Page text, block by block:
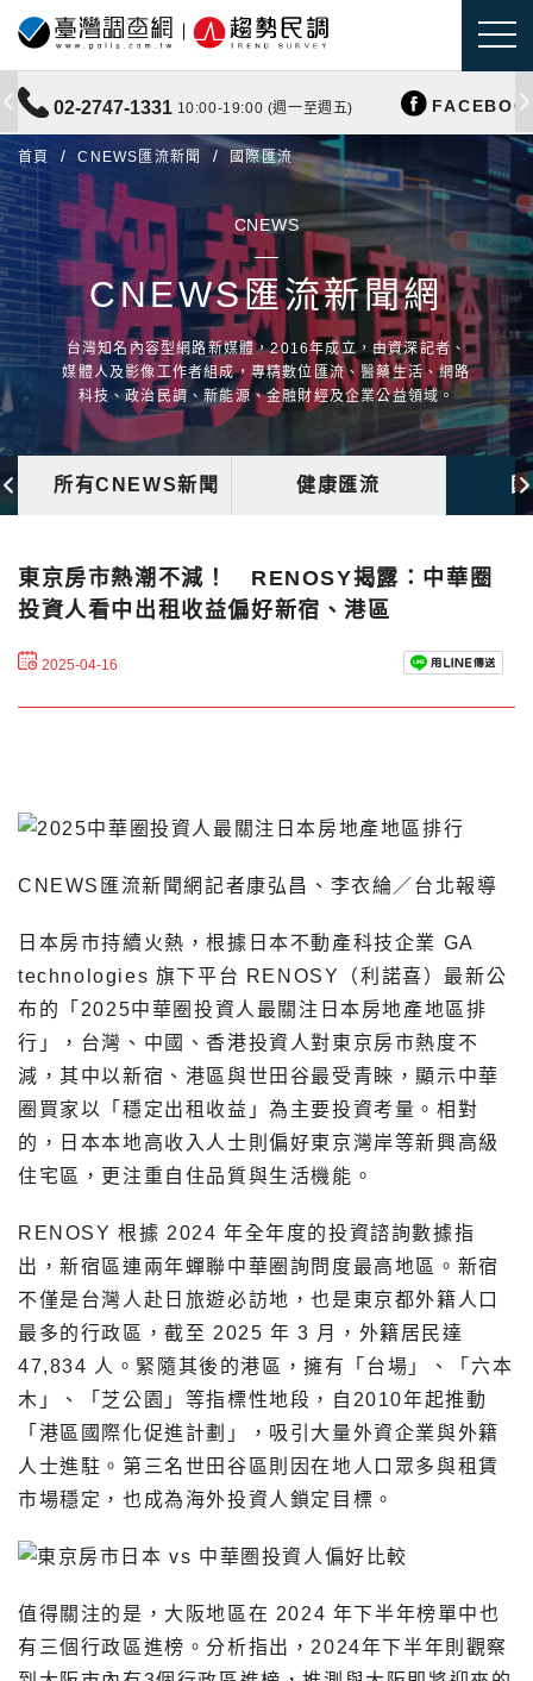
02-2747-1331 10:00-19:00 (週一至週五)
首頁 CNEWS匯流新聞 國際匯流
CNEWS
CNEWS匯流新聞網
台灣知名內容型網路新媒體，2016年成立，由資深記者、
媒體人及影像工作者組成，專精數位匯流、醫藥生活、網路
科技、政治民調、新能源、金融財經及企業公益領域。
所有CNEWS新聞 健康匯流
東京房市熱潮不減！ RENOSY揭露：中華圈
投資人看中出租收益偏好新宿、港區
2025-04-16
CNEWS匯流新聞網記者康弘昌、李衣綸／台北報導
日本房市持續火熱，根據日本不動產科技企業 GA
technologies 旗下平台 RENOSY（利諾喜）最新公
布的「2025中華圈投資人最關注日本房地產地區排
行」，台灣、中國、香港投資人對東京房市熱度不
減，其中以新宿、港區與世田谷最受青睞，顯示中華
圈買家以「穩定出租收益」為主要投資考量。相對
的，日本本地高收入人士則偏好東京灣岸等新興高級
住宅區，更注重自住品質與生活機能。
RENOSY 根據 2024 年全年度的投資諮詢數據指
出，新宿區連兩年蟬聯中華圈詢問度最高地區。新宿
不僅是台灣人赴日旅遊必訪地，也是東京都外籍人口
最多的行政區，截至 2025 年 3 月，外籍居民達
47,834 人。緊隨其後的港區，擁有「台場」、「六本
木」、「芝公園」等指標性地段，自2010年起推動
「港區國際化促進計劃」，吸引大量外資企業與外籍
人士進駐。第三名世田谷區則因在地人口眾多與租賃
市場穩定，也成為海外投資人鎖定目標。
值得關注的是，大阪地區在 2024 年下半年榜單中也
有三個行政區進榜。分析指出，2024年下半年則觀察